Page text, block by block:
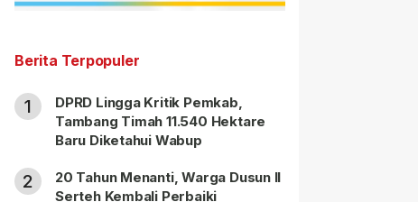
Berita Terpopuler
1
DPRD Lingga Kritik Pemkab,
Tambang Timah 11.540 Hektare
Baru Diketahui Wabup
2
20 Tahun Menanti, Warga Dusun II
Serteh Kembali Perbaiki